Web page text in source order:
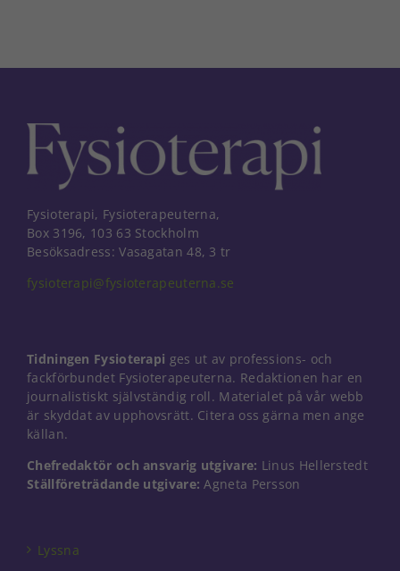
Fysioterapi, Fysioterapeuterna,
Box 3196, 103 63 Stockholm
Besöksadress: Vasagatan 48, 3 tr
fysioterapi@fysioterapeuterna.se
Tidningen Fysioterapi ges ut av professions- och
fackförbundet Fysioterapeuterna. Redaktionen har en
journalistiskt självständig roll. Materialet på vår webb
är skyddat av upphovsrätt. Citera oss gärna men ange
källan.
Chefredaktör och ansvarig utgivare: Linus Hellerstedt
Ställföreträdande utgivare: Agneta Persson
Lyssna
Nödvändiga